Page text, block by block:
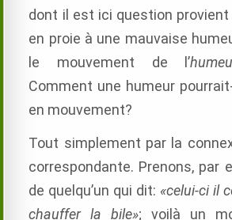
dont il est ici question provient
en proie à une mauvaise
le mouvement de l’
Comment une humeur
en mouvement?
Tout simplement par la
correspondante. Prenons, par
de quelqu’un qui dit: «celui-ci il
chauffer la bile»; voilà un